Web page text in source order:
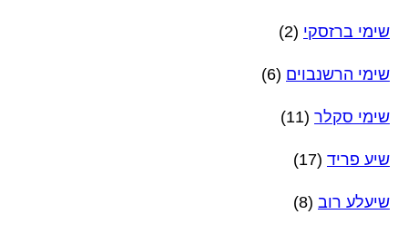
שימי ברזסקי (2)
שימי הרשנבוים (6)
שימי סקלר (11)
שיע פריד (17)
שיעלע רוב (8)